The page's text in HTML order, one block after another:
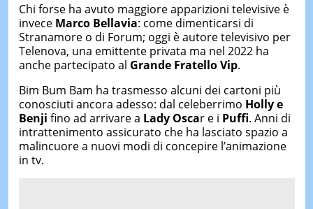
Chi forse ha avuto maggiore apparizioni televisive è
invece Marco Bellavia: come dimenticarsi di
Stranamore o di Forum; oggi è autore televisivo per
Telenova, una emittente privata ma nel 2022 ha
anche partecipato al Grande Fratello Vip.
Bim Bum Bam ha trasmesso alcuni dei cartoni più
conosciuti ancora adesso: dal celeberrimo Holly e
Benji fino ad arrivare a Lady Oscar e i Puffi. Anni di
intrattenimento assicurato che ha lasciato spazio a
malincuore a nuovi modi di concepire l’animazione
in tv.